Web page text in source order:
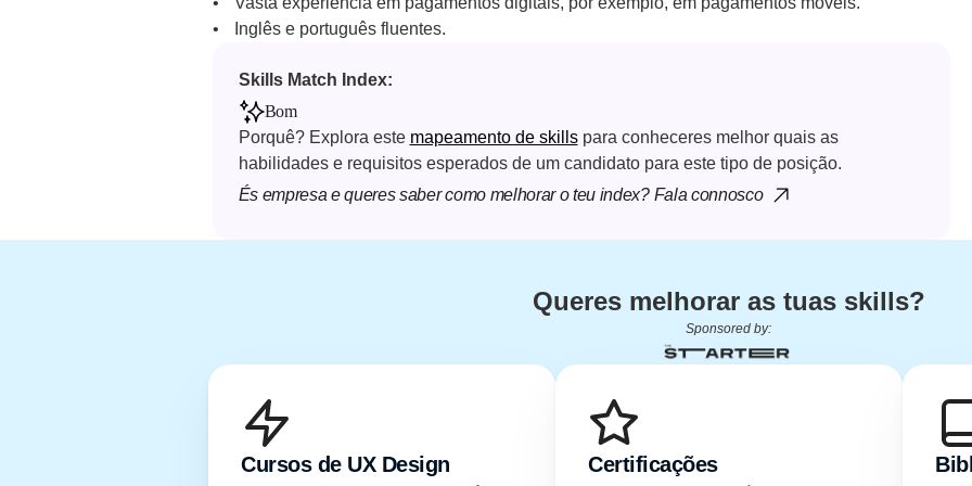
Inglês e português fluentes.
Skills Match Index:
Bom
Porquê? Explora este mapeamento de skills para conheceres melhor quais as
habilidades e requisitos esperados de um candidato para este tipo de posição.
És empresa e queres saber como melhorar o teu index? Fala connosco
Queres melhorar as tuas skills?
Sponsored by:
Cursos de UX Design Certificações